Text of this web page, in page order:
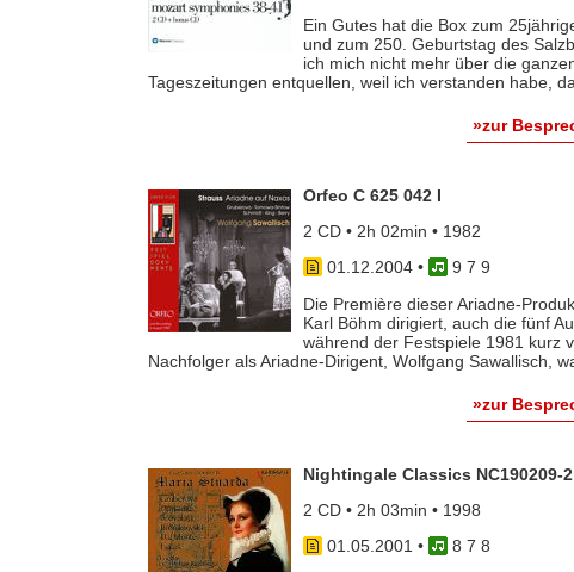
Ein Gutes hat die Box zum
und zum 250. Geburtstag des
ich mich nicht mehr über die
Tageszeitungen entquellen, weil ich verstanden habe,
»zur
Orfeo C 625 042 I
2 CD • 2h 02min • 1982
01.12.2004•
9 7 9
Die Première dieser Ariadne-
Karl Böhm dirigiert, auch die fünf
während der Festspiele 1981 kurz
Nachfolger als Ariadne-Dirigent, Wolfgang Sawallisch,
»zur
Nightingale Classics NC190209-2
2 CD • 2h 03min • 1998
01.05.2001 •
8 7 8